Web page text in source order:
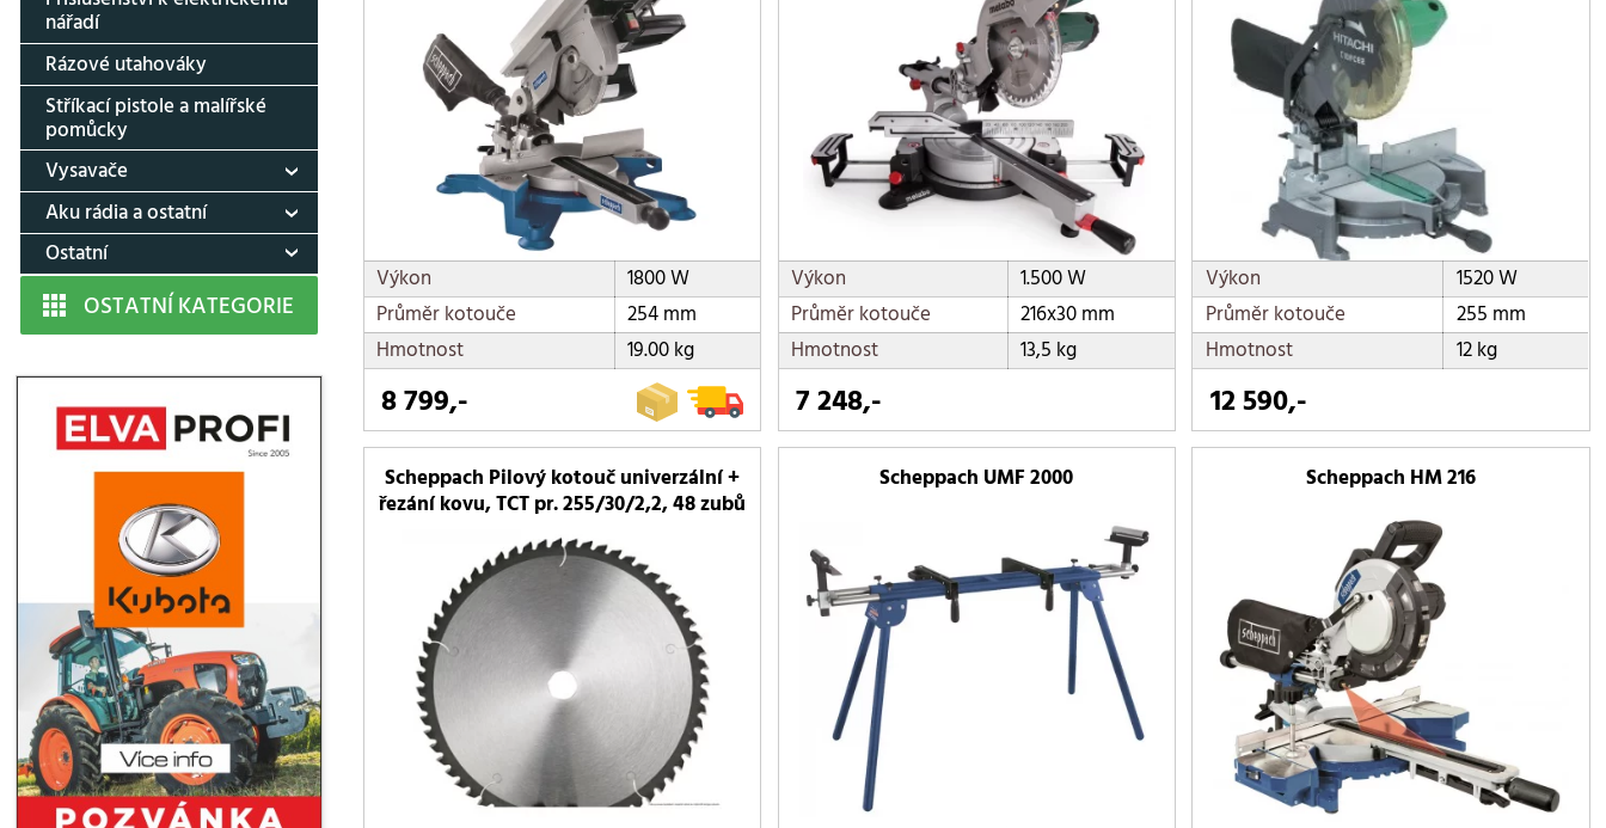
nářadí
Rázové utahováky
Stříkací pistole a malířské
pomůcky
Vysavače
Aku rádia a ostatní
Ostatní
OSTATNÍ KATEGORIE
Výkon
1800 W
Průměr kotouče
254 mm
Hmotnost
19.00 kg
8 799,-
Výkon
1.500 W
Průměr kotouče
216x30 mm
Hmotnost
13,5 kg
7 248,-
Výkon
1520 W
Průměr kotouče
255 mm
Hmotnost
12 kg
12 590,-
Scheppach Pilový kotouč univerzální +
řezání kovu, TCT pr. 255/30/2,2, 48 zubů
Scheppach UMF 2000 Scheppach HM 216